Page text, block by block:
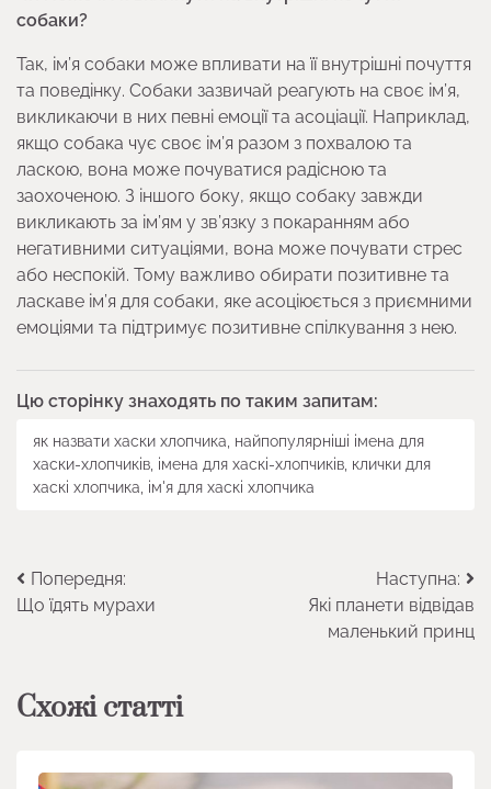
собаки?
Так, ім’я собаки може впливати на її внутрішні почуття
та поведінку. Собаки зазвичай реагують на своє ім’я,
викликаючи в них певні емоції та асоціації. Наприклад,
якщо собака чує своє ім’я разом з похвалою та
ласкою, вона може почуватися радісною та
заохоченою. З іншого боку, якщо собаку завжди
викликають за ім’ям у зв’язку з покаранням або
негативними ситуаціями, вона може почувати стрес
або неспокій. Тому важливо обирати позитивне та
ласкаве ім’я для собаки, яке асоціюється з приємними
емоціями та підтримує позитивне спілкування з нею.
Цю сторінку знаходять по таким запитам:
як назвати хаски хлопчика, найпопулярніші імена для
хаски-хлопчиків, імена для хаскі-хлопчиків, клички для
хаскі хлопчика, ім'я для хаскі хлопчика
Навігація
записів
Попередня:
Що їдять мурахи
Наступна:
Які планети відвідав
маленький принц
Схожі статті